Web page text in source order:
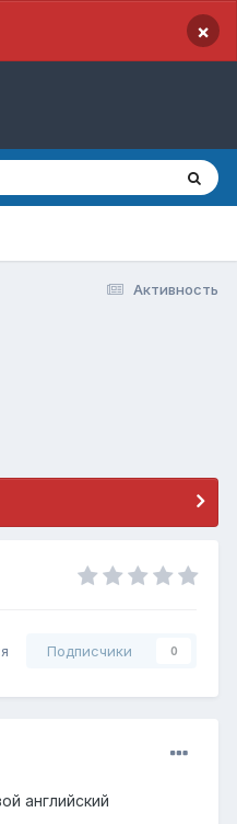
×
Активность
Подписчики 0
английский